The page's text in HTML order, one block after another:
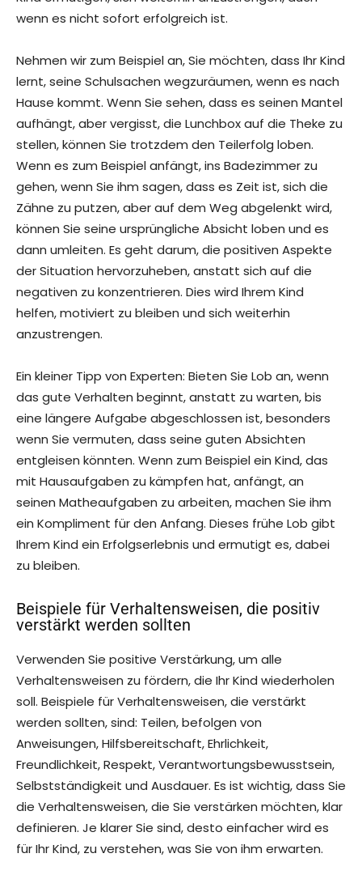
wenn es nicht sofort erfolgreich ist.
Nehmen wir zum Beispiel an, Sie möchten, dass Ihr Kind
lernt, seine Schulsachen wegzuräumen, wenn es nach
Hause kommt. Wenn Sie sehen, dass es seinen Mantel
aufhängt, aber vergisst, die Lunchbox auf die Theke zu
stellen, können Sie trotzdem den Teilerfolg loben.
Wenn es zum Beispiel anfängt, ins Badezimmer zu
gehen, wenn Sie ihm sagen, dass es Zeit ist, sich die
Zähne zu putzen, aber auf dem Weg abgelenkt wird,
können Sie seine ursprüngliche Absicht loben und es
dann umleiten. Es geht darum, die positiven Aspekte
der Situation hervorzuheben, anstatt sich auf die
negativen zu konzentrieren. Dies wird Ihrem Kind
helfen, motiviert zu bleiben und sich weiterhin
anzustrengen.
Ein kleiner Tipp von Experten: Bieten Sie Lob an, wenn
das gute Verhalten beginnt, anstatt zu warten, bis
eine längere Aufgabe abgeschlossen ist, besonders
wenn Sie vermuten, dass seine guten Absichten
entgleisen könnten. Wenn zum Beispiel ein Kind, das
mit Hausaufgaben zu kämpfen hat, anfängt, an
seinen Matheaufgaben zu arbeiten, machen Sie ihm
ein Kompliment für den Anfang. Dieses frühe Lob gibt
Ihrem Kind ein Erfolgserlebnis und ermutigt es, dabei
zu bleiben.
Beispiele für Verhaltensweisen, die positiv
verstärkt werden sollten
Verwenden Sie positive Verstärkung, um alle
Verhaltensweisen zu fördern, die Ihr Kind wiederholen
soll. Beispiele für Verhaltensweisen, die verstärkt
werden sollten, sind: Teilen, befolgen von
Anweisungen, Hilfsbereitschaft, Ehrlichkeit,
Freundlichkeit, Respekt, Verantwortungsbewusstsein,
Selbstständigkeit und Ausdauer. Es ist wichtig, dass Sie
die Verhaltensweisen, die Sie verstärken möchten, klar
definieren. Je klarer Sie sind, desto einfacher wird es
für Ihr Kind, zu verstehen, was Sie von ihm erwarten.